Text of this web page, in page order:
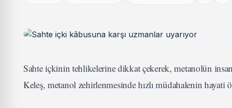
Sahte içkinin tehlikelerine dikkat çekerek, metanolün
Keleş, metanol zehirlenmesinde hızlı müdahalenin